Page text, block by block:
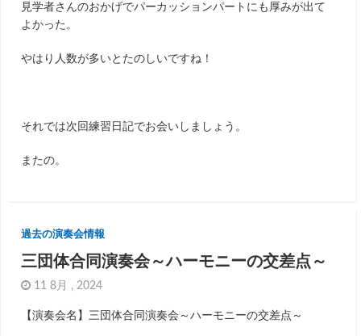
見学者さんのおかげでパーカッションパートにも厚みが出て
よかった。
やはり人数が多いとたのしいですね！
それでは次回練習日記でお会いしましょう。
またの。
過去の演奏会情報
三団体合同演奏会～ハーモニーの交差点～
11 8月 , 2024
【演奏会名】三団体合同演奏会～ハーモニーの交差点～